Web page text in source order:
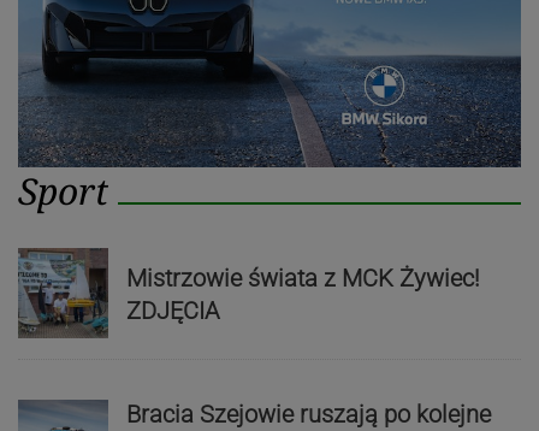
Sport
Mistrzowie świata z MCK Żywiec!
ZDJĘCIA
Bracia Szejowie ruszają po kolejne